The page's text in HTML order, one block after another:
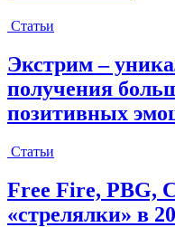
Статьи
Экстрим –
получения
позитивных
Статьи
Free Fire, PBG,
«стрелялки» в